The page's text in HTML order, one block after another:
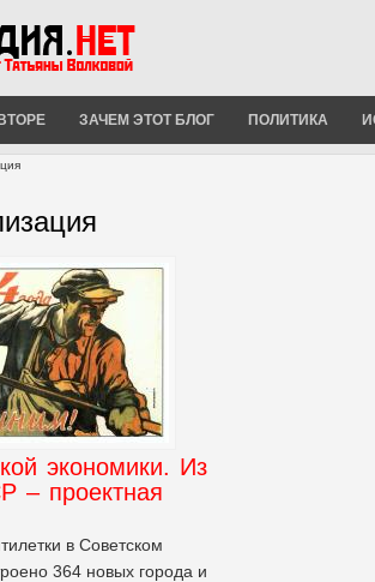
ЗАЧЕМ ЭТОТ БЛОГ ПОЛИТИКА
экономики. Из
– проектная
в Советском
364 новых города и